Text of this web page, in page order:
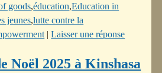
goods,éducation,Education in
jeunes,lutte contre la
|Laisser une réponse
Noël 2025 à Kinshasa